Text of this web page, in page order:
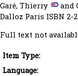
Garé, Thierry and
Dalloz Paris ISBN 2-
Full text not
Item Type:
Language: